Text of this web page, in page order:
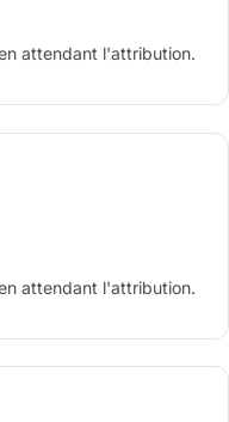
attendant l'attribution.
attendant l'attribution.